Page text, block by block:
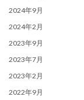
2024年9月
2024年2月
2023年9月
2023年7月
2023年2月
2022年9月